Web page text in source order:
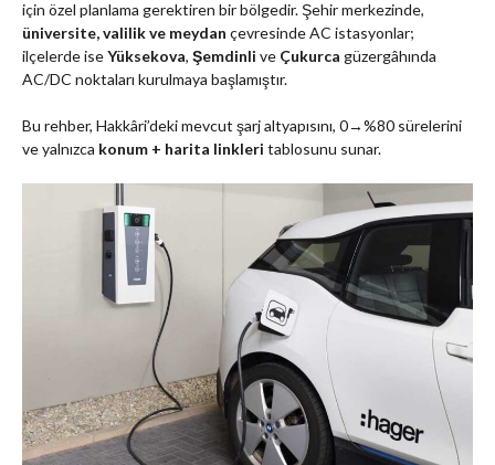
için özel planlama gerektiren bir bölgedir. Şehir merkezinde,
üniversite, valilik ve meydan çevresinde AC istasyonlar;
ilçelerde iseYüksekova, Şemdinli ve Çukurca güzergâhında
AC/DC noktaları kurulmaya başlamıştır.
Bu rehber, Hakkâri’deki mevcut şarj altyapısını, 0→%80 sürelerini
ve yalnızca konum + harita linkleri tablosunu sunar.